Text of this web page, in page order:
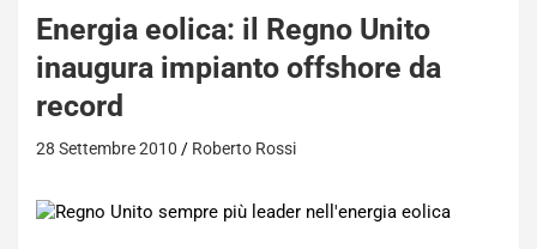
Energia eolica: il Regno Unito
inaugura impianto offshore da
record
28 Settembre 2010 Roberto Rossi